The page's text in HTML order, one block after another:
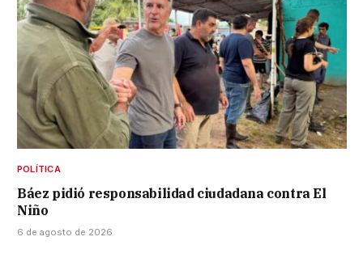
POLÍTICA
Báez pidió responsabilidad ciudadana contra El
Niño
6 de agosto de 2026